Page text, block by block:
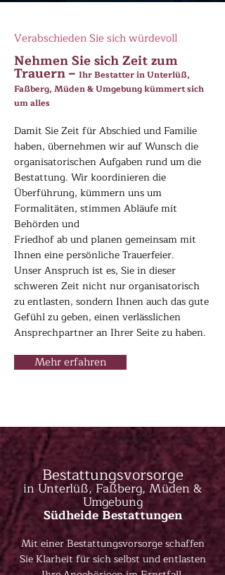
Verabschieden Sie sich würdevoll
Nehmen Sie sich Zeit zum
Trauern – Ihr Bestatter in Unterlüß,
Faßberg, Müden & Umgebung kümmert sich
um alles
Damit Sie Zeit für Abschied und Familie
haben, übernehmen wir auf Wunsch die
organisatorischen Aufgaben rund um die
Bestattung. Wir koordinieren die
Überführung, kümmern uns um
Formalitäten, stimmen Abläufe mit
Behörden und
Friedhof ab und planen gemeinsam mit
Ihnen eine persönliche Trauerfeier.
Unser Anspruch ist es, Sie in dieser
schweren Zeit nicht nur organisatorisch
zu entlasten, sondern Ihnen auch das gute
Gefühl zu geben, einen verlässlichen
Ansprechpartner an Ihrer Seite zu haben.
Mehr erfahren
Bestattungsvorsorge
in Unterlüß, Faßberg, Müden &
Umgebung
Südheide Bestattungen
Mit einer Bestattungsvorsorge schaffen
Sie Klarheit für sich selbst und entlasten